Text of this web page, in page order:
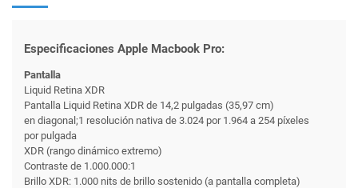
Especificaciones Apple Macbook Pro:
Pantalla
Liquid Retina XDR
Pantalla Liquid Retina XDR de 14,2 pulgadas (35,97 cm)
en diagonal;1 resolución nativa de 3.024 por 1.964 a 254 píxeles
por pulgada
XDR (rango dinámico extremo)
Contraste de 1.000.000:1
Brillo XDR: 1.000 nits de brillo sostenido (a pantalla completa)